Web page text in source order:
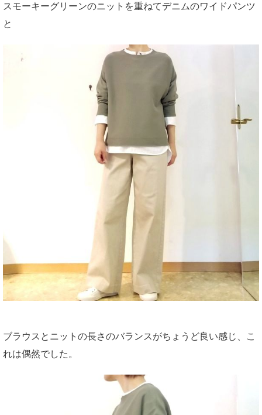
スモーキーグリーンのニットを重ねてデニムのワイドパンツ
と
ブラウスとニットの長さのバランスがちょうど良い感じ、こ
れは偶然でした。